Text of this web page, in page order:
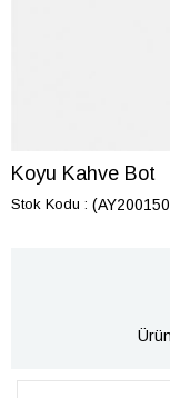
Koyu Kahve Bot
Stok Kodu